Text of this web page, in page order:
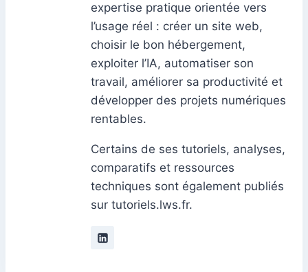
expertise pratique orientée vers
l’usage réel : créer un site web,
choisir le bon hébergement,
exploiter l’IA, automatiser son
travail, améliorer sa productivité et
développer des projets numériques
rentables.
Certains de ses tutoriels, analyses,
comparatifs et ressources
techniques sont également publiés
sur tutoriels.lws.fr.